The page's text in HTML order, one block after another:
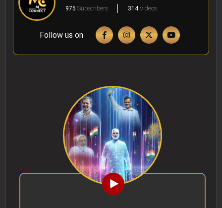
975 Subscribers 314Videos
Follow us on